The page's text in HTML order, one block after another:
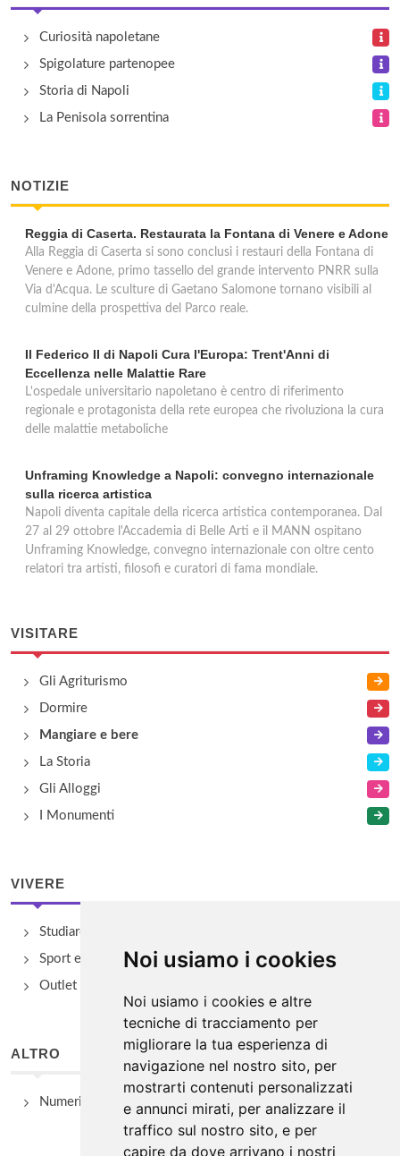
Noi usiamo i cookies
Noi usiamo i cookies e altre
tecniche di tracciamento per
migliorare la tua esperienza di
navigazione nel nostro sito, per
mostrarti contenuti personalizzati
e annunci mirati, per analizzare il
traffico sul nostro sito, e per
capire da dove arrivano i nostri
Curiosità napoletane
Spigolature partenopee
Storia di Napoli
La Penisola sorrentina
NOTIZIE
Reggia di Caserta. Restaurata la Fontana di Venere e Adone
Alla Reggia di Caserta si sono conclusi i restauri della Fontana di
Venere e Adone, primo tassello del grande intervento PNRR sulla
Via d'Acqua. Le sculture di Gaetano Salomone tornano visibili al
culmine della prospettiva del Parco reale.
Il Federico II di Napoli Cura l'Europa: Trent'Anni di
Eccellenza nelle Malattie Rare
L'ospedale universitario napoletano è centro di riferimento
regionale e protagonista della rete europea che rivoluziona la cura
delle malattie metaboliche
Unframing Knowledge a Napoli: convegno internazionale
sulla ricerca artistica
Napoli diventa capitale della ricerca artistica contemporanea. Dal
27 al 29 ottobre l'Accademia di Belle Arti e il MANN ospitano
Unframing Knowledge, convegno internazionale con oltre cento
relatori tra artisti, filosofi e curatori di fama mondiale.
VISITARE
Gli Agriturismo
Dormire
Mangiare e bere
La Storia
Gli Alloggi
I Monumenti
VIVERE
Studiare
Sport e Benessere
Outlet e spacci aziendali
ALTRO
Numeri Utili